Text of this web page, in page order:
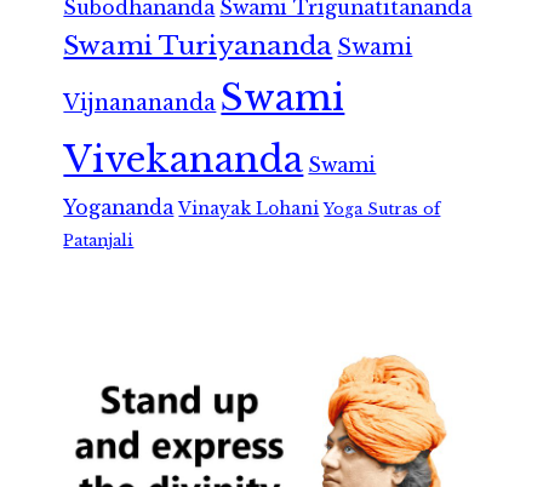
Subodhananda Swami Trigunatitananda
Swami Turiyananda Swami
Vijnanananda Swami
Vivekananda Swami
Yogananda Vinayak Lohani Yoga Sutras of
Patanjali